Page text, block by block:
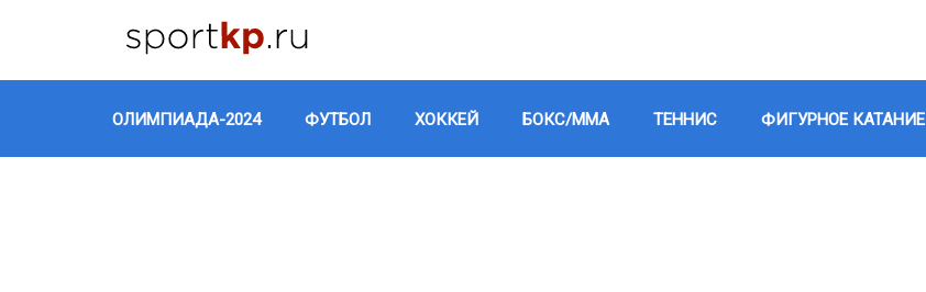
ОЛИМПИАДА-2024 ФУТБОЛ ХОККЕЙ БОКС/ММА ТЕННИС ФИГУРНОЕ КАТАНИЕ